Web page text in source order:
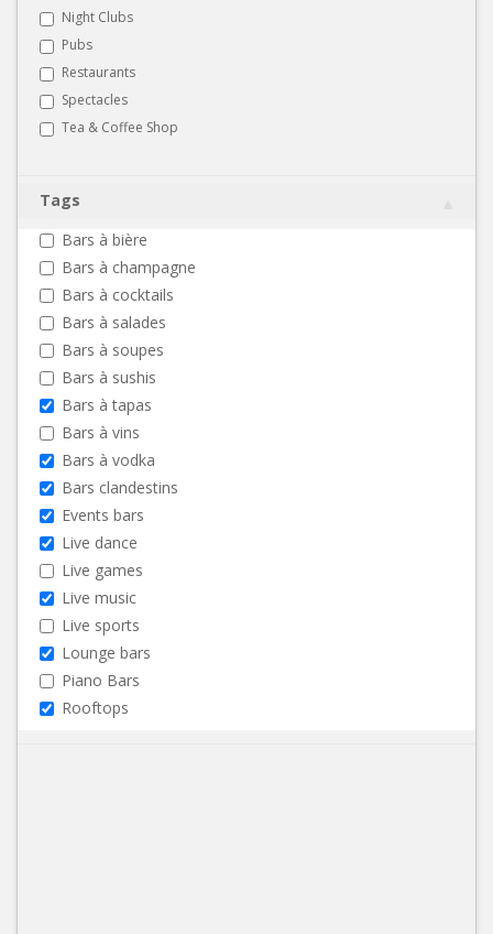
Night Clubs
Pubs
Restaurants
Spectacles
Tea & Coffee Shop
Tags
Bars à bière
Bars à champagne
Bars à cocktails
Bars à salades
Bars à soupes
Bars à sushis
Bars à tapas
Bars à vins
Bars à vodka
Bars clandestins
Events bars
Live dance
Live games
Live music
Live sports
Lounge bars
Piano Bars
Rooftops